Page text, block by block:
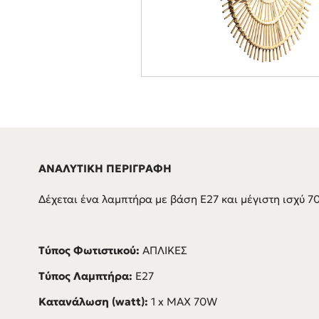
ΑΝΑΛΥΤΙΚΗ ΠΕΡΙΓΡΑΦΗ
Δέχεται ένα λαμπτήρα με βάση E27 και μέγιστη ισχύ
Τύπος Φωτιστικού: ΑΠΛΙΚΕΣ
Τύπος Λαμπτήρα: E27
Κατανάλωση (watt): 1 x MAX 70W